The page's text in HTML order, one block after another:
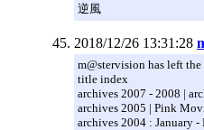
逆風
2018/12/26 13:31:28
m@stervision has left
title index
archives 2007 - 2008 |
archives 2005 | Pink
archives 2004 : January